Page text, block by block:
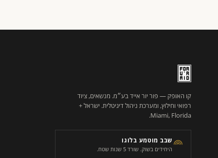
קו האופק — פור יור אייד בע״מ. מנשאים, ציוד
רפואי וחילוץ, ומערכת ניהול דיגיטלית. ישראל +
Miami, Florida.
שבב מוטמע בלוגו
היחידים בשוק. שורד 5 שנות שטח.